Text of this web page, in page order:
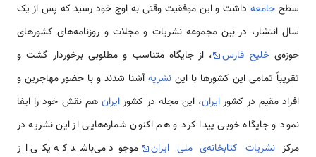
سطح جامعهداشت و این موفقیت وقتی به اوج خود رسید که پس از یک
سال انتشار، در بین مجموعه‌ نشریات و مجلات و روزنامه‌های کشورهای
حوزه‌یخلیج فارس
، از جایگاه متناسب و مطلوبی برخوردار گشت و
تقریباً تمامی‌ این کشورها با این نشریهآشنا شدند و با حضور مهاجرین و
افراد مقیم در کشورایران، این مجله در کشورایرانهم نقش خود را ایفا
نمود و جایگاه خوبی پیدا كرد و هم اکنون شماره‌هایی از این نشریه در
مرکز نشریات کتابخانه‌ی ملی ایران
موجود می‌باشد که یکی از